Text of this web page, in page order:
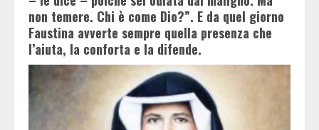
non temere. Chi è come Dio?”. E da quel giorno
Faustina avverte sempre quella presenza che
l’aiuta, la conforta e la difende.